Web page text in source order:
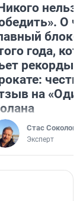
нельзя
О
года,
рекорды в
на
Стас Соколов
Эксперт